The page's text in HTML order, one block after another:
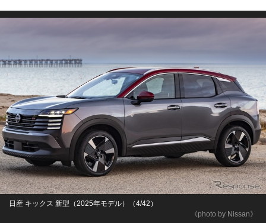
《photo by Nissan》
日産 キックス 新型（2025年モデル）（4/42）